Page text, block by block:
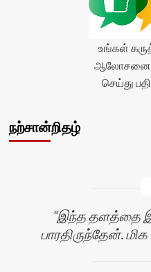
</div>
உங்கள்
செய்து
நற்சான்றிதழ்
இந்த தளத்தை
பாரதிருந்தேன்.